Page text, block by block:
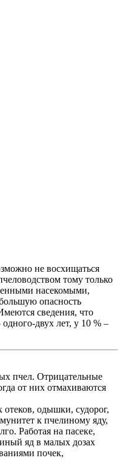
не восхищаться
тому только
насекомыми,
опасность
сведения, что
двух лет, у 10 % –
пчел. Отрицательные
от них отмахиваются
одышки, судорог,
к пчелиному яду,
Работая на пасеке,
яд в малых дозах
почек,